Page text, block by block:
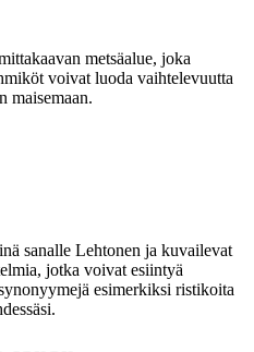
metsäalue, joka
voivat luoda vaihtelevuutta
maisemaan.
sanalle Lehtonen ja kuvailevat
jotka voivat esiintyä
esimerkiksi ristikoita